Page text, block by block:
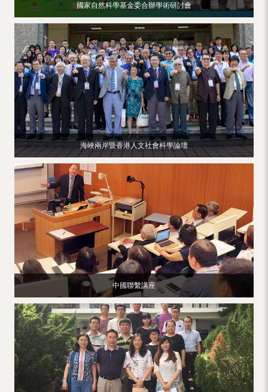
國家自然科學基金委合辦學術研討會
海峽兩岸暨香港人文社會科學論壇
中國聯繫講座